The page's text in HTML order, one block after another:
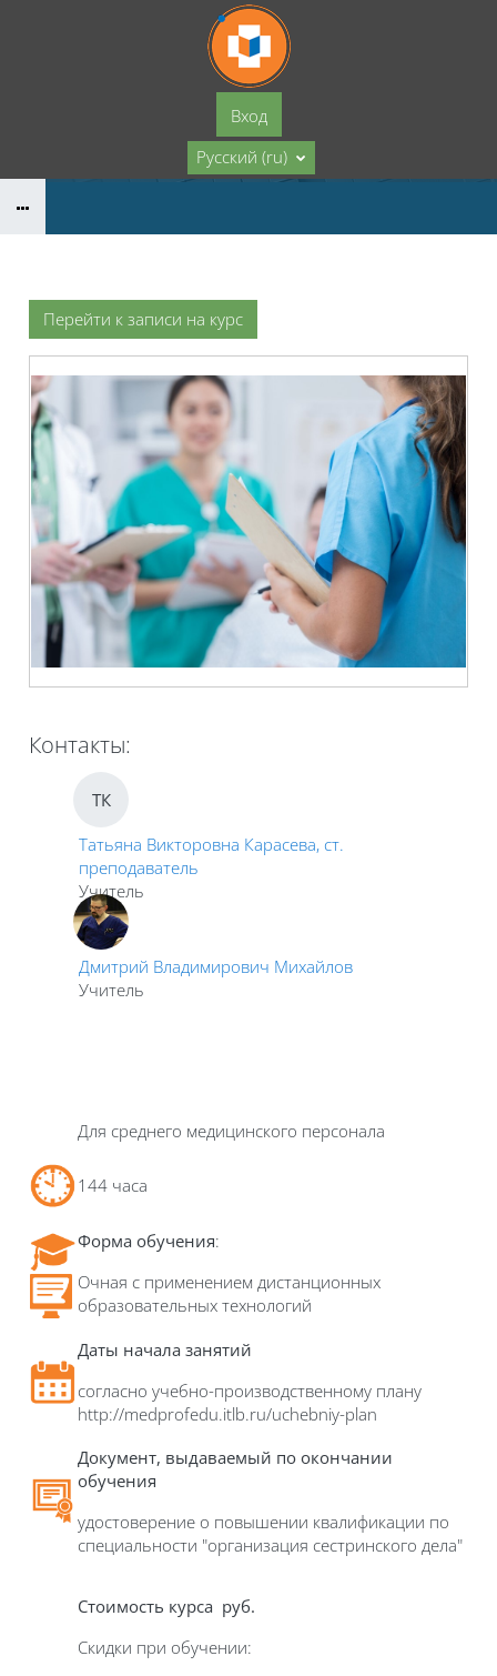
Перейти к основному содержанию
Вход
Русский ‎(ru)‎
Перейти к записи на курс
Контакты:
ТК
Татьяна Викторовна Карасева, ст.
преподаватель
Учитель
Дмитрий Владимирович Михайлов
Учитель
Для среднего медицинского персонала
144 часа
Форма обучения:
Очная с применением дистанционных
образовательных технологий
Даты начала занятий
согласно учебно-производственному плану
http://medprofedu.itlb.ru/uchebniy-plan
Документ, выдаваемый по окончании
обучения
удостоверение о повышении квалификации по
специальности "организация сестринского дела"
Стоимость курса руб.
Скидки при обучении: